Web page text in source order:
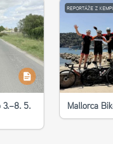
3.–8. 5.
REPORTÁŽE Z
Mallorca